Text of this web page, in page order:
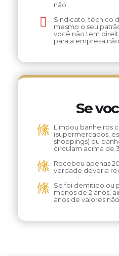
não.
Sindicato, técnico
mesmo o seu
você não tem
para a empresa
Se
Limpou banheiros
(supermercados,
shoppings) ou
circulam acima de
Recebeu apenas
verdade deveria
Se foi demitido ou
menos de 2 anos,
anos de valores